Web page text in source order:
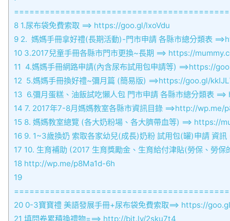
8 1.尿布袋免費索取 ==> https://goo.gl/lxoVdu
9 2. 媽媽手冊拿好禮(長期活動)-門市申請 各縣市總分類表
10 3.2017兒童手冊各縣市門市更換~長期 ==> https://
11 4.媽媽手冊網路申請(內含尿布試用包申請等) ==>https://
12 5.媽媽手冊換好禮~彌月篇 (簡易版) ==>https://goo.gl/
13 6.彌月蛋糕、油飯試吃懶人包 門市申請 各縣市總分類表
14 7. 2017年7-8月媽媽教室各縣市資訊目錄 ==>http://wp.me/
15 8. 媽媽教室總覽 (各大奶粉場、各大臍帶血等) ==> https://
16 9. 1~3歲換奶 索取各家幼兒(成長)奶粉 試用包(罐)申請 資
17 10. 生育補助 (2017 生育獎勵金、生育給付津貼(勞保、勞
18 http://wp.me/p8Ma1d-6h
19
20 0-3寶寶禮 美語發展手冊+尿布袋免費索取==> https://
21 填問卷累積換禮物===> http://bit.ly/2sku7t4